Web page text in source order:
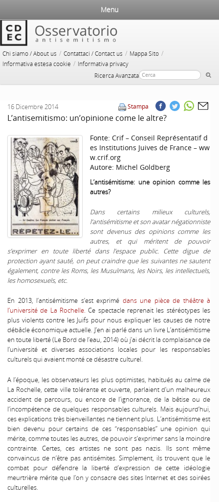
Chi siamo / About us / Contattaci / Contact us / Mappa Sito /
Informativa estesa cookie / Informativa privacy
Ricerca Avanzata
Menu
Stampa
16 Dicembre 2014
L’antisemitismo: un’opinione come le altre?
Fonte: Crif – Conseil Représentatif d
es Institutions Juives de France – ww
w.crif.org
Autore: Michel Goldberg
L’antisémitisme: une opinion comme les
autres?
Dans certains milieux culturels,
l’antisémitisme et son avatar négationniste
sont devenus des opinions comme les
autres, et qui méritent de pouvoir
s’exprimer en toute liberté dans l’espace public. Cette digue de
protection ayant sauté, on peut craindre que les suivantes ne sautent
également, contre les Roms, les Musulmans, les Noirs, les intellectuels,
les homosexuels, etc.
En 2013, l’antisémitisme s’est exprimé dans une pièce de théâtre à
l’université de La Rochelle. Ce spectacle reprenait les stéréotypes les
plus violents contre les Juifs pour nous expliquer les causes de notre
débâcle économique actuelle. J’en ai parlé dans un livre L’antisémitisme
en toute liberté (Le Bord de l’eau, 2014) où j’ai décrit la complaisance de
l’université et diverses associations locales pour les responsables
culturels qui avaient monté ce désastre culturel.
A l’époque, les observateurs les plus optimistes, habitués au calme de
La Rochelle, cette ville tolérante et ouverte, parlaient d’un malheureux
accident de parcours, ou encore de l’ignorance, de la bêtise ou de
l’incompétence de quelques responsables culturels. Mais aujourd’hui,
ces explications très bienveillantes ne tiennent plus. L’antisémitisme est
bien devenu pour certains de ces “responsables” une opinion qui
mérite, comme toutes les autres, de pouvoir s’exprimer sans la moindre
contrainte. Certes, ces artistes ne sont pas nazis. Ils sont même
convaincus de n’être pas antisémites. Simplement, ils trouvent que le
combat pour défendre la liberté d’expression de cette idéologie
meurtrière mérite que l’on y consacre des sites Internet et des soirées
culturelles.